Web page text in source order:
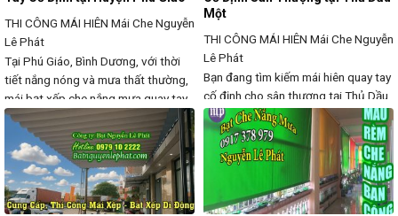
THI CÔNG MÁI HIÊN Mái Che Nguyễn
Lê Phát
Tại Phú Giáo, Bình Dương, với thời
tiết nắng nóng và mưa thất thường,
mái bạt xếp che nắng mưa quay tay
cố định là giải pháp hiệu quả giúp
bảo vệ không gian ngoài trời, tạo
bóng mát, chống thấm nước mà vẫn
giữ được sự thoáng mát. Chúng tôi
cung cấp mái bạt
Một
THI CÔNG MÁI HIÊN Mái Che Nguyễn
Lê Phát
Bạn đang tìm kiếm mái hiên quay tay
cố định cho sân thượng tại Thủ Dầu
Một để che nắng, che mưa, bảo vệ
không gian mà vẫn đảm bảo sự
thoáng mát, tiện lợi? Mái hiên quay
tay cố định là giải pháp bền vững,
chắc chắn, giúp bạn tận dụng tối đa
sân